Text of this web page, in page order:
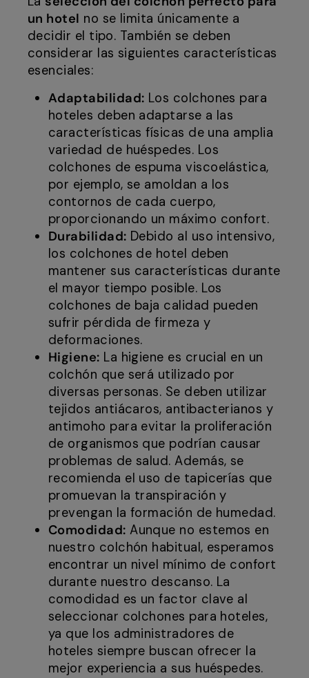
un hotel no se limita únicamente a
decidir el tipo. También se deben
considerar las siguientes características
esenciales:
Adaptabilidad: Los colchones para
hoteles deben adaptarse a las
características físicas de una amplia
variedad de huéspedes. Los
colchones de espuma viscoelástica,
por ejemplo, se amoldan a los
contornos de cada cuerpo,
proporcionando un máximo confort.
Durabilidad: Debido al uso intensivo,
los colchones de hotel deben
mantener sus características durante
el mayor tiempo posible. Los
colchones de baja calidad pueden
sufrir pérdida de firmeza y
deformaciones.
Higiene: La higiene es crucial en un
colchón que será utilizado por
diversas personas. Se deben utilizar
tejidos antiácaros, antibacterianos y
antimoho para evitar la proliferación
de organismos que podrían causar
problemas de salud. Además, se
recomienda el uso de tapicerías que
promuevan la transpiración y
prevengan la formación de humedad.
Comodidad: Aunque no estemos en
nuestro colchón habitual, esperamos
encontrar un nivel mínimo de confort
durante nuestro descanso. La
comodidad es un factor clave al
seleccionar colchones para hoteles,
ya que los administradores de
hoteles siempre buscan ofrecer la
mejor experiencia a sus huéspedes.